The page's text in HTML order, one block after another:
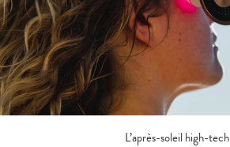
L’après-soleil high-tech